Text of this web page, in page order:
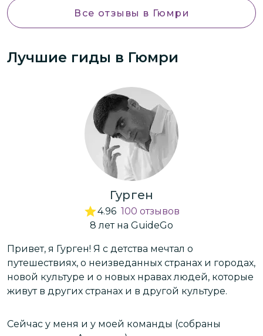
знают только местные жители.
Все отзывы в Гюмри
Лучшие гиды в Гюмри
Гурген
4.96 100 отзывов
8 летна GuideGo
Привет, я Гурген! Я с детства мечтал о
путешествиях, о неизведанных странах и городах,
новой культуре и о новых нравах людей, которые
живут в других странах и в другой культуре.
Сейчас у меня и у моей команды (собраны